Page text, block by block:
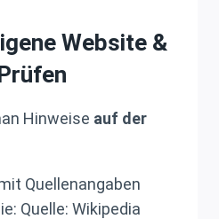
Website &
Hinweise auf der
Quellenangaben
Quelle: Wikipedia